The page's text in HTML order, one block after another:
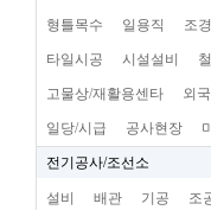
형틀목수 일용직 조경
타일시공 시설설비
고물상/재활용센타 외
일당/시급 공사현장
전기공사/조선소
설비 배관 기공 조